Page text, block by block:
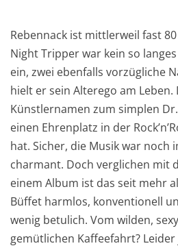
Rebennack ist mittlerweil fast
Night Tripper war kein so
ein, zwei ebenfalls vorzügliche
hielt er sein Alterego am
Künstlernamen zum simplen
einen Ehrenplatz in der
hat. Sicher, die Musik war noch
charmant. Doch verglichen mit
einem Album ist das seit mehr
Büffet harmlos, konventionell
wenig betulich. Vom wilden,
gemütlichen Kaffeefahrt? Leider